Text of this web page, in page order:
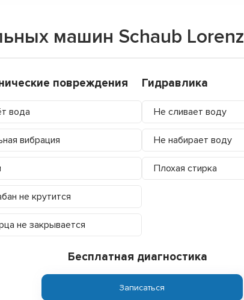
машин Schaub Lorenz
повреждения
вода
вибрация
не крутится
не закрывается
Гидравлика
Не сливает воду
Не набирает воду
Плохая стирка
Бесплатная диагностика
Записаться